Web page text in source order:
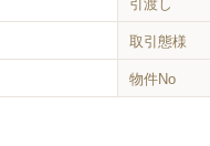
引渡し
取引態様
物件No